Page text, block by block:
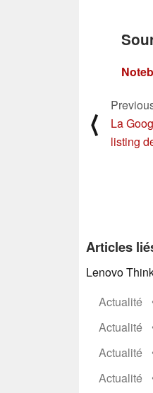
⟨
La
listing
Articles
Lenovo
Actualité
Actualité
Actualité
Actualité